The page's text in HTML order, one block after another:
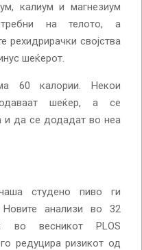
калиум и магнезиум
на телото, а
рехидрирачки својства
шеќерот.
60 калории. Некои
шеќер, а се
и да се додадат во неа
студено пиво ги
Новите анализи во 32
во весникот PLOS
редуцира ризикот од